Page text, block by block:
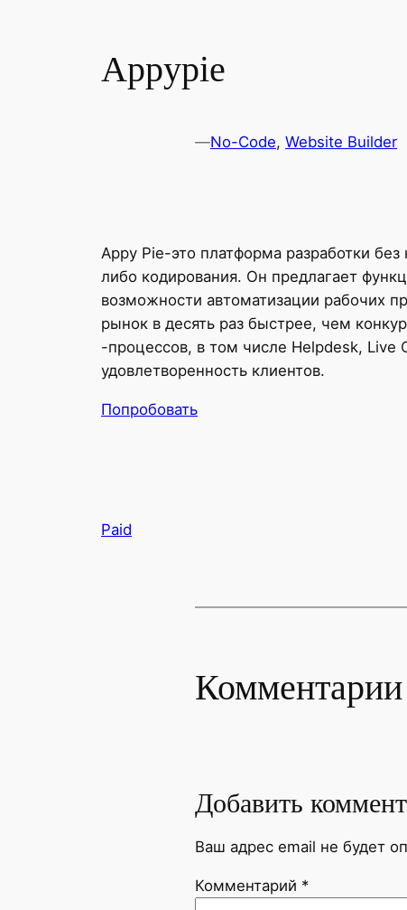
Appypie
—No-Code, Website Builder
Appy Pie-это платформа разработки
либо кодирования. Он предлагает
возможности автоматизации рабочих
рынок в десять раз быстрее, чем
-процессов, в том числе Helpdesk, Live
удовлетворенность клиентов.
Попробовать
Paid
Комментарии
Добавить
Ваш адрес email не будет
Комментарий *